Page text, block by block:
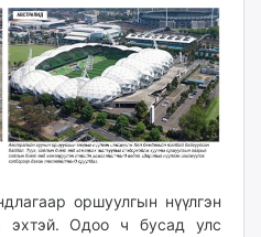
оршуулгын нүүлгэн
эхтэй. Одоо ч бусад улс